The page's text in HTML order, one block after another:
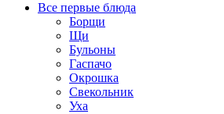
Все первые блюда
Борщи
Щи
Бульоны
Гаспачо
Окрошка
Свекольник
Уха